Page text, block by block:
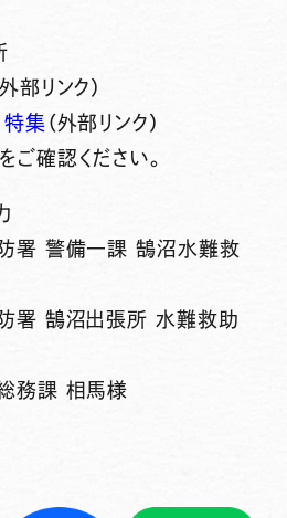
外部リンク）
集 （外部リンク）
確認ください。
署 警備一課 鵠沼水難救
署 鵠沼出張所 水難救助
務課 相馬様